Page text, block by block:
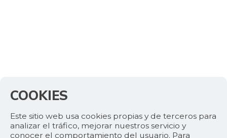
COOKIES
Este sitio web usa cookies propias y de terceros para
analizar el tráfico, mejorar nuestros servicio y
conocer el comportamiento del usuario. Para